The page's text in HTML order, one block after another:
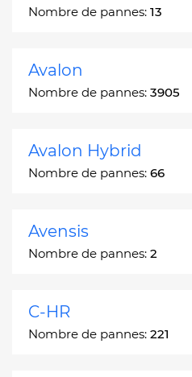
Nombre de pannes: 13
Avalon
Nombre de pannes: 3905
Avalon Hybrid
Nombre de pannes: 66
Avensis
Nombre de pannes: 2
C-HR
Nombre de pannes: 221